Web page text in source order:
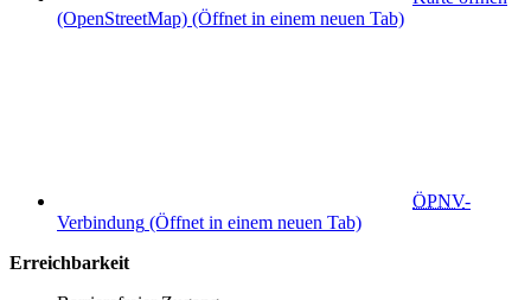
(OpenStreetMap) (Öffnet in einem neuen Tab)
ÖPNV-
Verbindung (Öffnet in einem neuen Tab)
Erreichbarkeit